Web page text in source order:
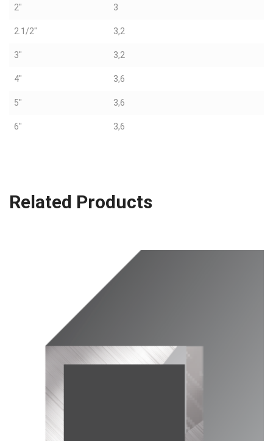
2" 3
2.1/2" 3,2
3" 3,2
4" 3,6
5" 3,6
6" 3,6
Related Products